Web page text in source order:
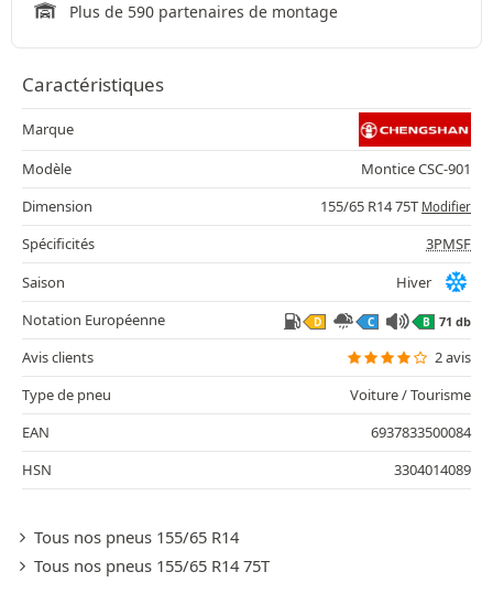
Plus de 590 partenaires de montage
Caractéristiques
Marque
Modèle
Montice CSC-901
Dimension
155/65 R14 75T Modifier
Spécificités
3PMSF
Saison
Hiver
Notation Européenne
D C B 71 db
Avis clients
2 avis
Type de pneu
Voiture / Tourisme
EAN
6937833500084
HSN
3304014089
Tous nos pneus 155/65 R14
Tous nos pneus 155/65 R14 75T